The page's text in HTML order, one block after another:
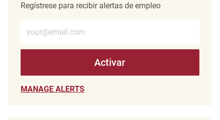
Regístrese para recibir alertas de empleo
Activar
MANAGE ALERTS